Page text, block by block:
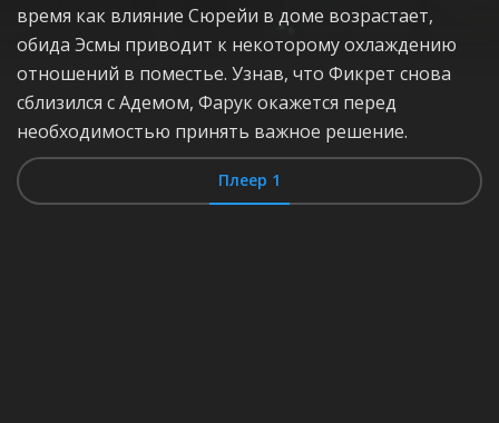
время как влияние Сюрейи в доме возрастает,
обида Эсмы приводит к некоторому охлаждению
отношений в поместье. Узнав, что Фикрет снова
сблизился с Адемом, Фарук окажется перед
необходимостью принять важное решение.
Плеер 1